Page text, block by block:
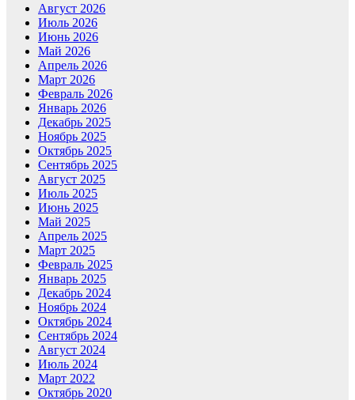
Август 2026
Июль 2026
Июнь 2026
Май 2026
Апрель 2026
Март 2026
Февраль 2026
Январь 2026
Декабрь 2025
Ноябрь 2025
Октябрь 2025
Сентябрь 2025
Август 2025
Июль 2025
Июнь 2025
Май 2025
Апрель 2025
Март 2025
Февраль 2025
Январь 2025
Декабрь 2024
Ноябрь 2024
Октябрь 2024
Сентябрь 2024
Август 2024
Июль 2024
Март 2022
Октябрь 2020